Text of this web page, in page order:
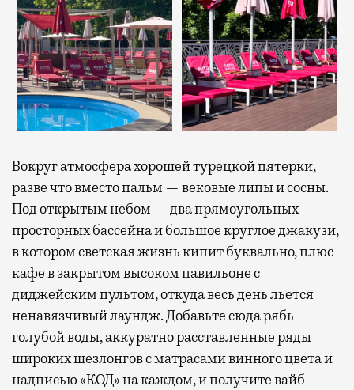
Вокруг атмосфера хорошей турецкой пятерки,
разве что вместо пальм — вековые липы и сосны.
Под открытым небом — два прямоугольных
просторных бассейна и большое круглое джакузи,
в котором светская жизнь кипит буквально, плюс
кафе в закрытом высоком павильоне с
диджейским пультом, откуда весь день льется
ненавязчивый лаундж. Добавьте сюда рябь
голубой воды, аккуратно расставленные ряды
широких шезлонгов с матрасами винного цвета и
надписью «КОД» на каждом, и получите вайб